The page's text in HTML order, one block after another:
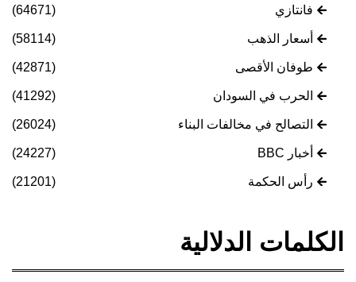
فانتازي (64671)
أسعار الذهب (58114)
طوفان الأقصى (42871)
الحرب في السودان (41292)
التصالح في مخالفات البناء (26024)
أخبار BBC (24227)
رأس الحكمة (21201)
الكلمات الدلالية